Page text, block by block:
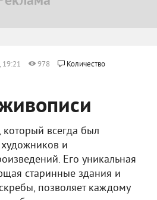
19:21 978
Количество
всегда был
и
Его уникальная
старинные здания и
позволяет каждому